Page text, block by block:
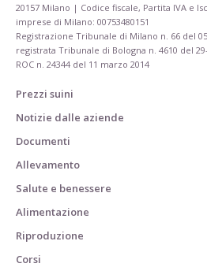
20157 Milano | Codice fiscale, Partita IVA e
imprese di Milano: 00753480151
Registrazione Tribunale di Milano n. 66 del
registrata Tribunale di Bologna n. 4610 del
ROC n. 24344 del 11 marzo 2014
Prezzi suini
Notizie dalle aziende
Documenti
Allevamento
Salute e benessere
Alimentazione
Riproduzione
Corsi